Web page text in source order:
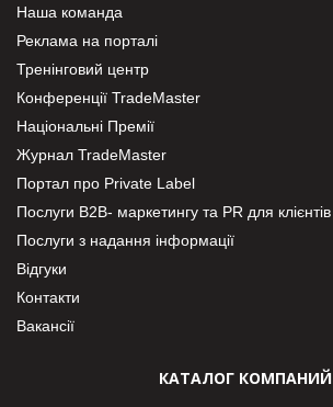
Наша команда
Реклама на порталі
Тренінговий центр
Конференції TradeMaster
Національні Премії
Журнал TradeMaster
Портал про Private Label
Послуги В2В- маркетингу та PR для клієнтів
Послуги з надання інформації
Відгуки
Контакти
Вакансії
КАТАЛОГ КОМПАНИЙ